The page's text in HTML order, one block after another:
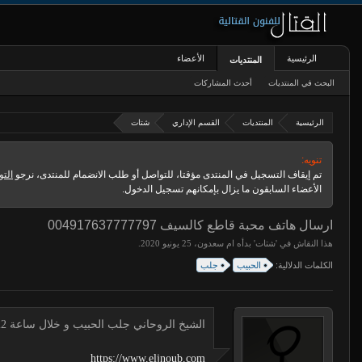
الرئيسية المنتديات القسم الإداري شتات
تنويه:
تم إيقاف التسجيل في المنتدى مؤقتا، للتواصل أو طلب الانضمام للمنتدى، نرجو
الأعضاء السابقون ما يزال بإمكانهم تسجيل الدخول.
ارسال هاتف محبة قاطع كالسيف 004917637777797
هذا النقاش في 'شتات' بدأه ام سعدون،
الكلمات الدلالية: الحبيب جلب
الشيخ الروحاني جلب الحبيب و خلال ساعة 00491634511222 لجلب الحبيب
https://www.eljnoub.com
الرئيسية المنتديات
البحث في المنتديات أحدث المشاركات
الأعضاء